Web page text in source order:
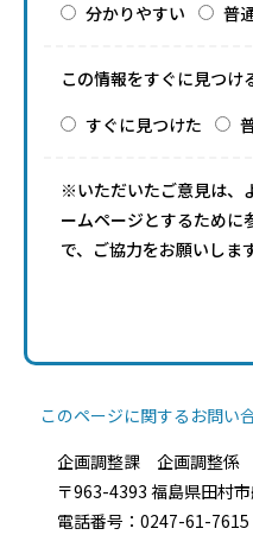
分かりやすい
普
この情報をすぐに見つけ
すぐに見つけた
※いただいたご意見は、
ームページとするために
で、ご協力をお願いします
このページに関するお問い
企画調整課 企画調整係
〒963-4393 福島県田村
電話番号：0247-61-